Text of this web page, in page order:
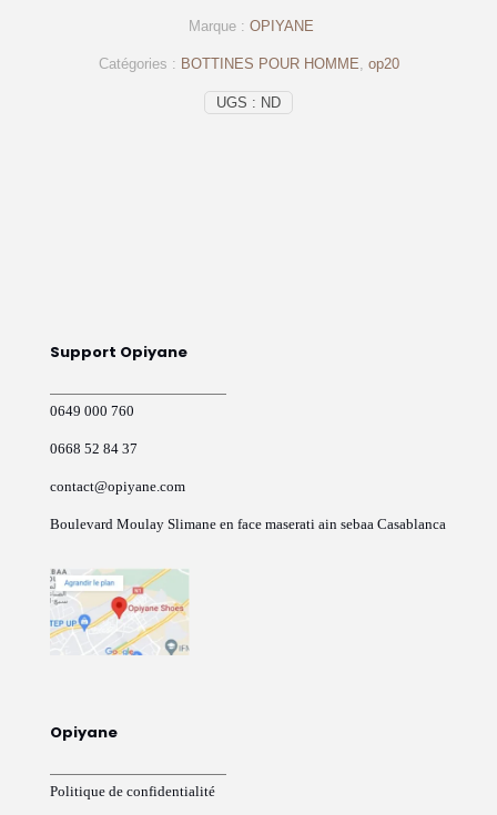
UGS : ND
Catégories : BOTTINES POUR HOMME op20
Marque : OPIYANE
Support Opiyane
0649 000 760
0668 52 84 37
contact@opiyane.com
Boulevard Moulay Slimane en face maserati ain sebaa Casablanca
Opiyane
Politique de confidentialité